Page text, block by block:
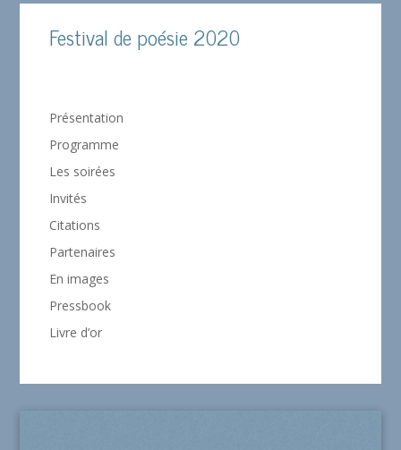
Festival de poésie 2020
Présentation
Programme
Les soirées
Invités
Citations
Partenaires
En images
Pressbook
Livre d’or